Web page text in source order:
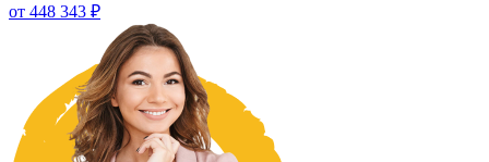
от 448 343 ₽